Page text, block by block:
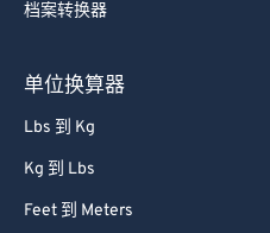
档案转换器
单位换算器
Lbs 到 Kg
Kg 到 Lbs
Feet 到 Meters